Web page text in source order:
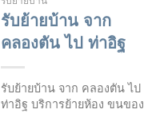
รับย้ายบ้าน จาก
คลองตัน ไป ท่าอิฐ
รับย้ายบ้าน จาก คลองตัน ไป
ท่าอิฐ บริการย้ายห้อง ขนของ